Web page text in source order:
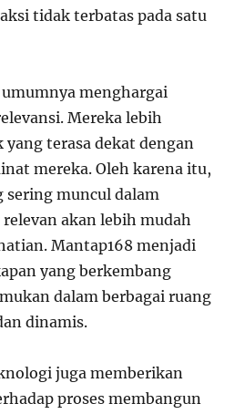
tidak terbatas pada satu
menghargai
Mereka lebih
terasa dekat dengan
mereka. Oleh karena itu,
sering muncul dalam
akan lebih mudah
Mantap168 menjadi
yang berkembang
dalam berbagai ruang
dinamis.
juga memberikan
proses membangun